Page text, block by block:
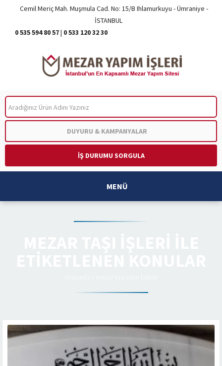
Cemil Meriç Mah. Muşmula Cad. No: 15/B Ihlamurkuyu - Ümraniye -
İSTANBUL
0 535 594 80 57| 0 533 120 32 30
DUYURU & KAMPANYALAR
İŞ DURUMU SORGULA
MENÜ